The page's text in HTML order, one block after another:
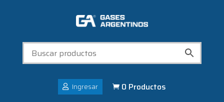
Ingresar  0 Productos